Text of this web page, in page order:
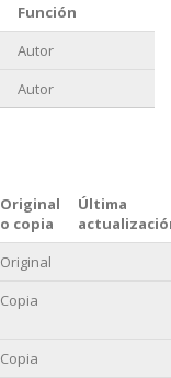
Función
Autor
Autor
Original
o copia
Última
Original
Copia
Copia